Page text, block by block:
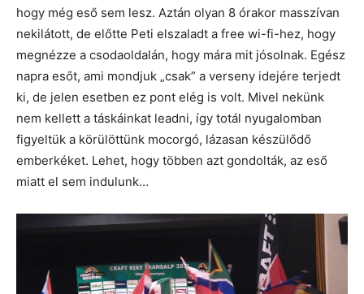
hogy még eső sem lesz. Aztán olyan 8 órakor masszívan
nekilátott, de előtte Peti elszaladt a free wi-fi-hez, hogy
megnézze a csodaoldalán, hogy mára mit jósolnak. Egész
napra esőt, ami mondjuk „csak” a verseny idejére terjedt
ki, de jelen esetben ez pont elég is volt. Mivel nekünk
nem kellett a táskáinkat leadni, így totál nyugalomban
figyeltük a körülöttünk mocorgó, lázasan készülődő
emberkéket. Lehet, hogy többen azt gondolták, az eső
miatt el sem indulunk…